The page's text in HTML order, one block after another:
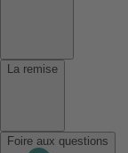
La remise
Foire aux questions